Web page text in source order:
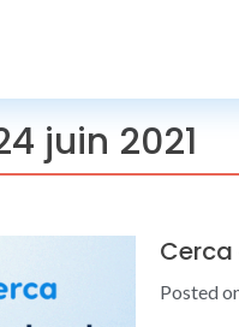
juin 2021
Cerca
Posted